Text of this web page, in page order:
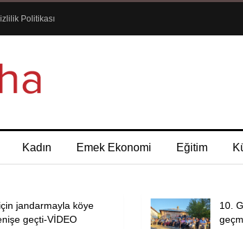
Politikası
Kadın Emek Ekonomi Eğitim
jandarmayla köye
geçti-VİDEO
10.